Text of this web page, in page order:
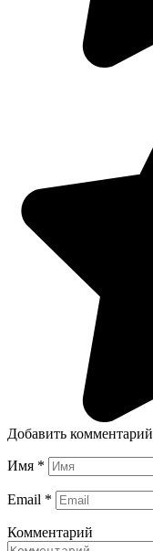
Добавить комментарий
Имя *
Email *
Комментарий